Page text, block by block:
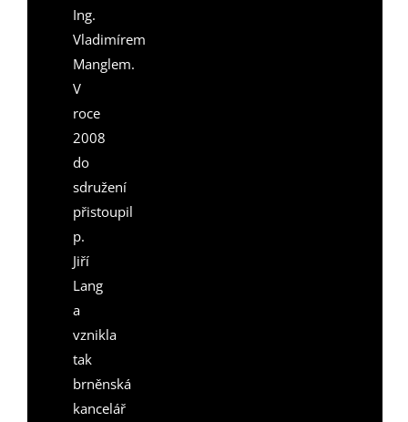
Ing.
Vladimírem
Manglem.
V
roce
2008
do
sdružení
přistoupil
p.
Jiří
Lang
a
vznikla
tak
brněnská
kancelář